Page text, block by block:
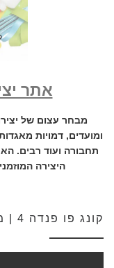
אתר
מבחר עצום של
ומועדים, דמויות
תחבורה ועוד רבים.
היצירה
קונג פו פנדה 4 | מדובב